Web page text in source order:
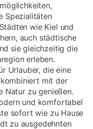
Spezialitäten
wie Kiel und
auch städtische
sie gleichzeitig die
erleben.
Urlauber, die eine
mit der
Natur zu genießen.
und komfortabel
sofort wie zu Hause
zu ausgedehnten